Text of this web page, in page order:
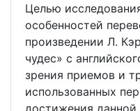
Целью
особенностей
произведении Л.
чудес» с
зрения приемов и
использованных